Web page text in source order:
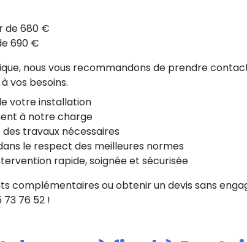
de 680 €
690 €
nous vous recommandons de prendre
vos besoins.
votre installation
à notre charge
travaux nécessaires
le respect des meilleures normes
rapide, soignée et sécurisée
complémentaires ou obtenir un devis sans
76 52 !